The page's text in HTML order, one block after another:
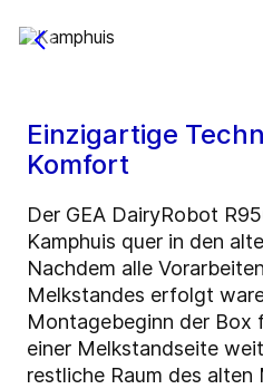
Einzigartige
Komfort
Der GEA DairyRobot
Kamphuis quer in den
Nachdem alle
Melkstandes erfolgt
Montagebeginn der Box
einer Melkstandseite
restliche Raum des